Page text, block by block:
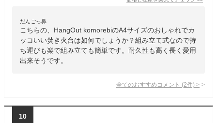
だんごっ鼻
こちらの、HangOut komorebiのA4サイズのおしゃれでカ
ッコいい焚き火台は如何でしょうか？組み立て式なので持
ち運びも楽で組み立ても簡単です。耐久性も高く長く愛用
出来そうです。
全てのおすすめコメント (2件) >
10